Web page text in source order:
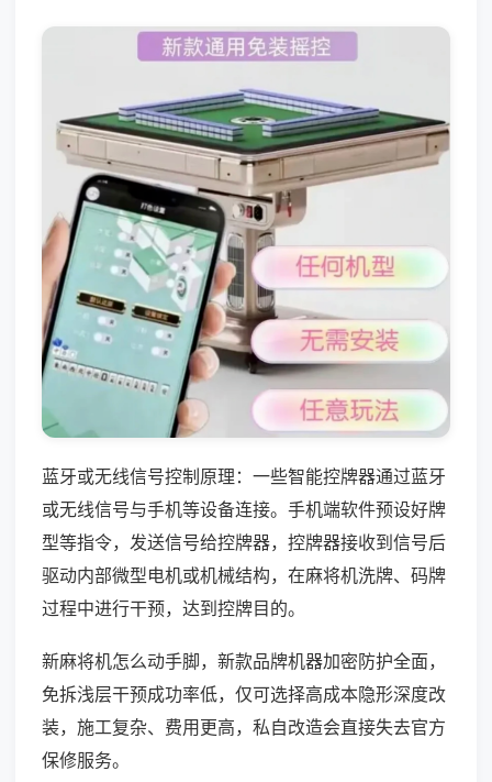
蓝牙或无线信号控制原理：一些智能控牌器通过蓝牙
或无线信号与手机等设备连接。手机端软件预设好牌
型等指令，发送信号给控牌器，控牌器接收到信号后
驱动内部微型电机或机械结构，在麻将机洗牌、码牌
过程中进行干预，达到控牌目的。
新麻将机怎么动手脚，新款品牌机器加密防护全面，
免拆浅层干预成功率低，仅可选择高成本隐形深度改
装，施工复杂、费用更高，私自改造会直接失去官方
保修服务。